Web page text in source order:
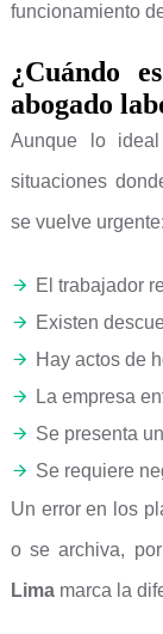
funcionamiento
¿Cuándo
abogado
Aunque lo
situaciones
se vuelve urgente:
El trabajador
Existen
Hay actos de
La empresa
Se presenta
Se requiere
Un error en los
o se archiva,
Limamarca la